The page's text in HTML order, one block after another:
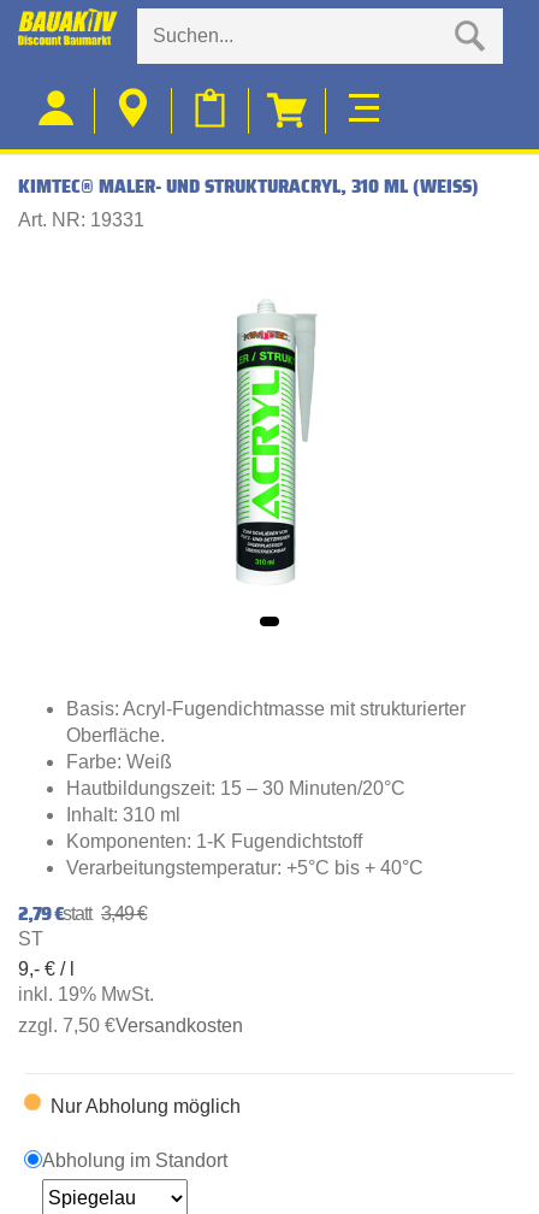
KIMTEC® MALER- UND STRUKTURACRYL, 310 ML (WEISS)
Art. NR: 19331
Basis: Acryl-Fugendichtmasse mit strukturierter
Oberfläche.
Farbe: Weiß
Hautbildungszeit: 15 – 30 Minuten/20°C
Inhalt: 310 ml
Komponenten: 1-K Fugendichtstoff
Verarbeitungstemperatur: +5°C bis + 40°C
3,49 €
2,79 €
ST
9,- € / l
inkl. 19% MwSt.
zzgl. 7,50 €Versandkosten
Nur Abholung möglich
Abholung im Standort